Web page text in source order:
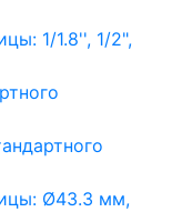
1/1.8'', 1/2",
Ø43.3 мм,